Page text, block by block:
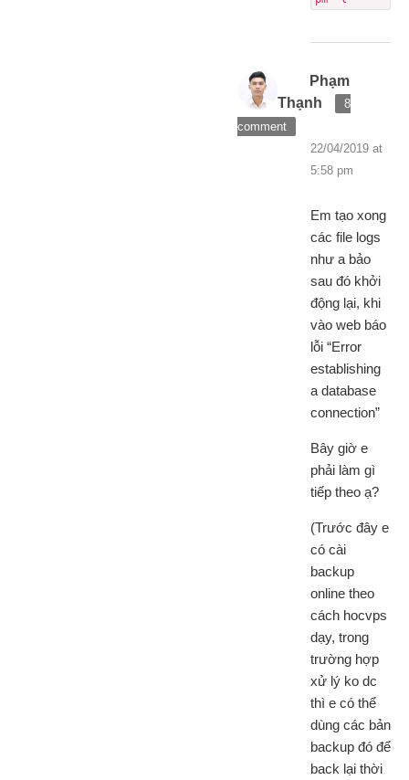
Phạm
Thạnh
8
comment
22/04/2019 at
5:58 pm
Em tạo xong
các file logs
như a bảo
sau đó khởi
động lại, khi
vào web báo
lỗi “Error
establishing
a database
connection”
Bây giờ e
phải làm gì
tiếp theo ạ?
(Trước đây e
có cài
backup
online theo
cách hocvps
dạy, trong
trường hợp
xử lý ko dc
thì e có thể
dùng các bản
backup đó để
back lại thời